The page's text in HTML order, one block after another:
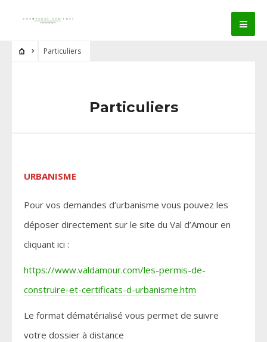
Particuliers
Particuliers
URBANISME
Pour vos demandes d’urbanisme vous pouvez les
déposer directement sur le site du Val d’Amour en
cliquant ici :
https://www.valdamour.com/les-permis-de-
construire-et-certificats-d-urbanisme.htm
Le format dématérialisé vous permet de suivre
votre dossier à distance